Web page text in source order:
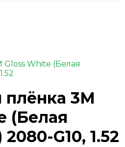
White (Белая
3M
(Белая
G10, 1.52